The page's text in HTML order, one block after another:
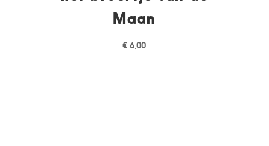
Maan
€ 6,00